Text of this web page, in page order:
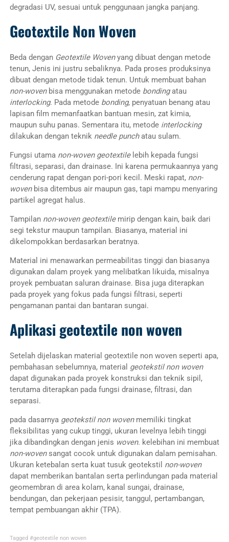
degradasi UV, sesuai untuk penggunaan jangka panjang.
Geotextile Non Woven
Beda dengan Geotextile Wovenyang dibuat dengan metode
tenun, Jenis ini justru sebaliknya. Pada proses produksinya
dibuat dengan metode tidak tenun. Untuk membuat bahan
non-wovenbisa menggunakan metode bondingatau
interlocking. Pada metode bonding, penyatuan benang atau
lapisan film memanfaatkan bantuan mesin, zat kimia,
maupun suhu panas. Sementara itu, metode interlocking
dilakukan dengan teknik needle punch atau sulam.
Fungsi utama non-woven geotextilelebih kepada fungsi
filtrasi, separasi, dan drainase. Ini karena permukaannya yang
cenderung rapat dengan pori-pori kecil. Meski rapat, non-
wovenbisa ditembus air maupun gas, tapi mampu menyaring
partikel agregat halus.
Tampilan non-woven geotextilemirip dengan kain, baik dari
segi tekstur maupun tampilan. Biasanya, material ini
dikelompokkan berdasarkan beratnya.
Material ini menawarkan permeabilitas tinggi dan biasanya
digunakan dalam proyek yang melibatkan likuida, misalnya
proyek pembuatan saluran drainase. Bisa juga diterapkan
pada proyek yang fokus pada fungsi filtrasi, seperti
pengamanan pantai dan bantaran sungai.
Aplikasi geotextile non woven
Setelah dijelaskan material geotextile non woven seperti apa,
pembahasan sebelumnya, material geotekstil non woven
dapat digunakan pada proyek konstruksi dan teknik sipil,
terutama diterapkan pada fungsi drainase, filtrasi, dan
separasi.
pada dasarnya geotekstil non woven memiliki tingkat
fleksibilitas yang cukup tinggi, ukuran levelnya lebih tinggi
jika dibandingkan dengan jenis woven. kelebihan ini membuat
non-wovensangat cocok untuk digunakan dalam pemisahan.
Ukuran ketebalan serta kuat tusuk geotekstil non-woven
dapat memberikan bantalan serta perlindungan pada material
geomembran di area kolam, kanal sungai, drainase,
bendungan, dan pekerjaan pesisir, tanggul, pertambangan,
tempat pembuangan akhir (TPA).
Tagged #geotextile non woven